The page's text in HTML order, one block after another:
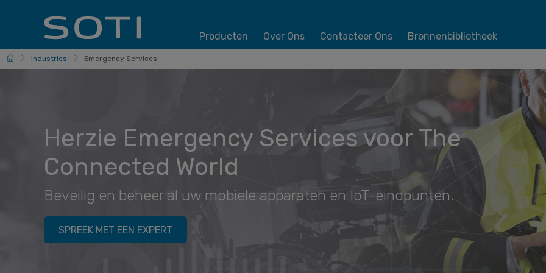
Producten Over Ons Contacteer Ons Bronnenbibliotheek
Nederlands
Industries Emergency Services
Herzie Emergency Services voor The
Connected World
Beveilig en beheer al uw mobiele apparaten en IoT-eindpunten.
SPREEK MET EEN EXPERT